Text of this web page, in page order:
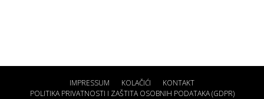
IMPRESSUM KOLAČIĆI
KONTAKT
POLITIKA PRIVATNOSTI I ZAŠTITA OSOBNIH PODATAKA (GDPR)